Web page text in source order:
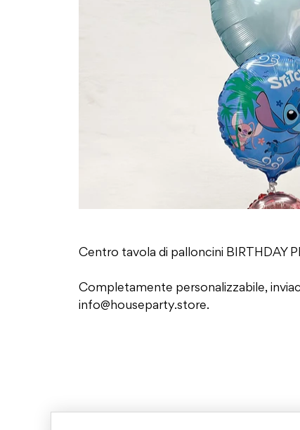
Centro tavola di palloncini BIRTHDAY
Completamente personalizzabile,
info@houseparty.store.